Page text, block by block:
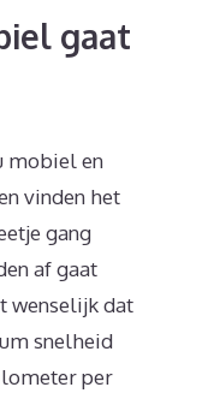
gaat
mobiel en
vinden het
gang
af gaat
wenselijk dat
snelheid
per